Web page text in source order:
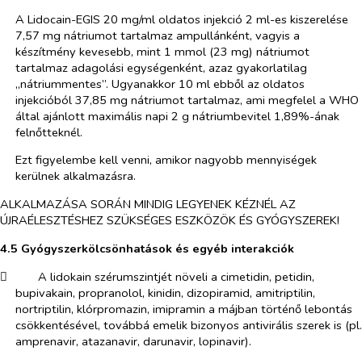
A Lidocain-EGIS 20 mg/ml oldatos injekció 2 ml-es kiszerelése
7,57 mg nátriumot tartalmaz ampullánként, vagyis a
készítmény kevesebb, mint 1 mmol (23 mg) nátriumot
tartalmaz adagolási egységenként, azaz gyakorlatilag
„nátriummentes”. Ugyanakkor 10 ml ebből az oldatos
injekcióból 37,85 mg nátriumot tartalmaz, ami megfelel a WHO
által ajánlott maximális napi 2 g nátriumbevitel 1,89%-ának
felnőtteknél.
Ezt figyelembe kell venni, amikor nagyobb mennyiségek
kerülnek alkalmazásra.
ALKALMAZÁSA SORÁN MINDIG LEGYENEK KÉZNÉL AZ
ÚJRAÉLESZTÉSHEZ SZÜKSÉGES ESZKÖZÖK ÉS GYÓGYSZEREK!
4.5 Gyógyszerkölcsönhatások és egyéb interakciók
​
A lidokain szérumszintjét növeli a cimetidin, petidin,
bupivakain, propranolol, kinidin, dizopiramid, amitriptilin,
nortriptilin, klórpromazin, imipramin a májban történő lebontás
csökkentésével, továbbá emelik bizonyos antivirális szerek is (pl.
amprenavir, atazanavir, darunavir, lopinavir).